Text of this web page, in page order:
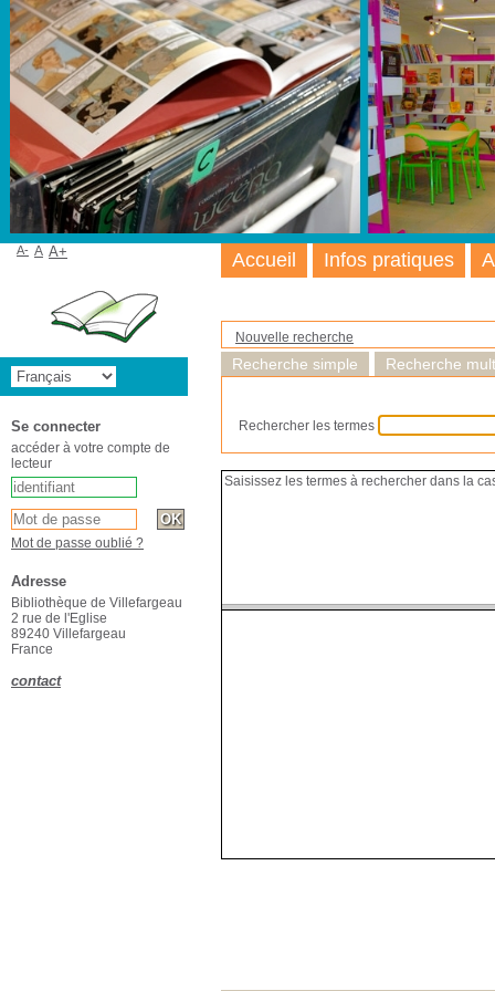
Nouvelle recherche
Recherche simple Recherche
Rechercher les termes
Accueil Infos pratiques
A- A A+
Se connecter
accéder à votre compte de
lecteur
Mot de passe oublié ?
Adresse
Bibliothèque de Villefargeau
2 rue de l'Eglise
89240 Villefargeau
France
contact